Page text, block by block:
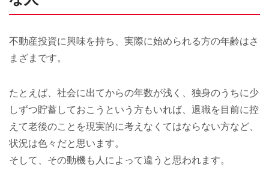
不動産投資に興味を持ち、実際に始められる方の年齢はさ
まざまです。
たとえば、社会に出てからの年数が浅く、独身のうちに少
しずつ貯蓄しておこうという方もいれば、退職を目前に控
えて老後のことを現実的に考えなくてはならない方など、
状況は色々だと思います。
そして、その動機も人によって違うと思われます。